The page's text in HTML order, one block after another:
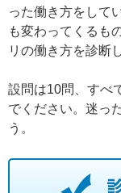
った働き方をして
も変わってくるも
リの働き方を診断
設問は10問、すべ
でください。迷っ
う。